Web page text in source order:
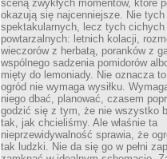
sceną zwykłych momentów, które
okazują się najcenniejsze. Nie tych
spektakularnych, lecz tych cichych
powtarzalnych: letnich kolacji,
wieczorów z herbatą, poranków z
wspólnego sadzenia pomidorów
mięty do lemoniady. Nie oznacza
ogród nie wymaga wysiłku.
niego dbać, planować, czasem
godzić się z tym, że nie wszystko
tak, jak chcieliśmy. Ale właśnie ta
nieprzewidywalność sprawia, że
tak ludzki. Nie da się go w pełni